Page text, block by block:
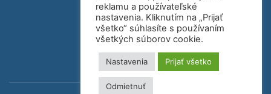
reklamu a používateľské
nastavenia. Kliknutím na „Prijať
všetko“ súhlasíte s používaním
všetkých súborov cookie.
Nastavenia Prijať všetko
Odmietnuť